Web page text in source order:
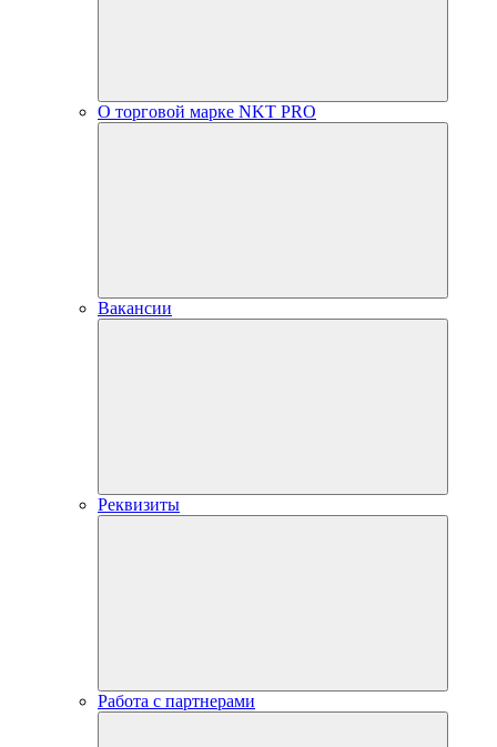
О торговой марке NKT PRO
Вакансии
Реквизиты
Работа с партнерами